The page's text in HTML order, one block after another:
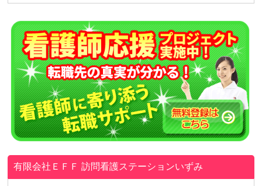
有限会社ＥＦＦ訪問看護ステーションいずみ